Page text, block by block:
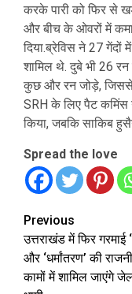
करके पारी को फिर से
और बीच के ओवरों में
दिया.ब्रेविस ने 27
शामिल थे. दुबे भी 26
कुछ और रन जोड़े, जिससे
SRH के लिए पैट
किया, जबकि साकिब
Spread the love
Continue
Reading
Previous
उत्तराखंड में फिर गरमाई
और ‘धर्मांतरण’ की
कामों में शामिल जाएंगे